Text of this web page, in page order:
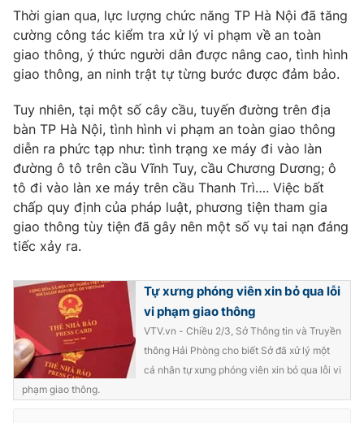
Video Shorts video
VTV Money VTV Thể thao
VTV Sức khoẻ Bất động sản
Thị trường 24h Tấm lòng Việt
VTV4 Vươn mình bằng AI
Liên hệ tòa soạn English
THỜI BÁO VTV
Thời gian qua, lực lượng chức năng TP Hà Nội đã tăng
cường công tác kiểm tra xử lý vi phạm về an toàn
giao thông, ý thức người dân được nâng cao, tình hình
giao thông, an ninh trật tự từng bước được đảm bảo.
Tuy nhiên, tại một số cây cầu, tuyến đường trên địa
bàn TP Hà Nội, tình hình vi phạm an toàn giao thông
diễn ra phức tạp như: tình trạng xe máy đi vào làn
đường ô tô trên cầu Vĩnh Tuy, cầu Chương Dương; ô
tô đi vào làn xe máy trên cầu Thanh Trì…. Việc bất
chấp quy định của pháp luật, phương tiện tham gia
giao thông tùy tiện đã gây nên một số vụ tai nạn đáng
tiếc xảy ra.
Tự xưng phóng viên xin bỏ qua lỗi
vi phạm giao thông
VTV.vn - Chiều 2/3, Sở Thông tin và Truyền
thông Hải Phòng cho biết Sở đã xử lý một
cá nhân tự xưng phóng viên xin bỏ qua lỗi vi
phạm giao thông.